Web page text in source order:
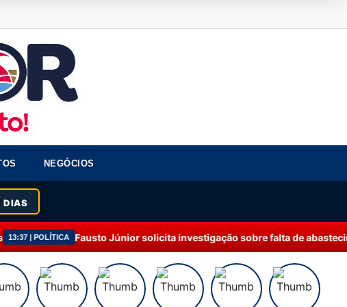
NEGÓCIOS
DIAS
solicita investigação sobre falta de abastecimento de água em